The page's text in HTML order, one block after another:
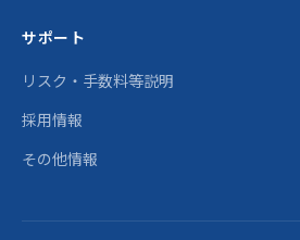
サポート
リスク・手数料等説明
採用情報
その他情報